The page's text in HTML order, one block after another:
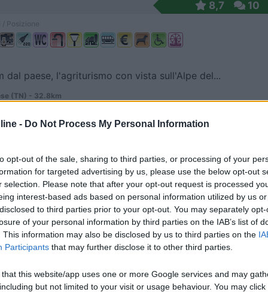
- Do Not Process My Personal Information
opt-out of the sale, sharing to third parties, or processing of your
for targeted advertising by us, please use the below opt-out
selection. Please note that after your opt-out request is processed
interest-based ads based on personal information utilized by us
to third parties prior to your opt-out. You may separately
of your personal information by third parties on the IAB’s list of
This information may also be disclosed by us to third parties on the
Participants that may further disclose it to other third parties.
that this website/app uses one or more Google services and may
but not limited to your visit or usage behaviour. You may
8,7 10
dal paese, l'agriturismo con vista sull'Alpe del...
(TN) - 32.8km
(inaugurata 22 luglio 2018) a pagamento, ...
(BL) - 33km
2
/ Posizione